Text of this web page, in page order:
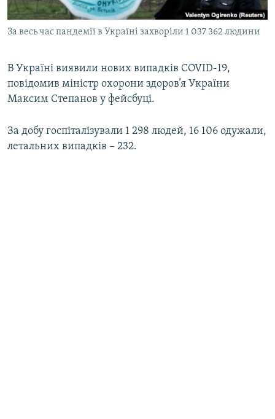
ПОДКАСТИ
РУС
УКР
ДОЛУЧАЙСЯ!
За весь час пандемії в Україні захворіли 1 037 362 людини
В Україні виявили нових випадків COVID-19,
повідомив міністр охорони здоров’я України
Максим Степанов у фейсбуці.
За добу госпіталізували 1 298 людей, 16 106 одужали,
летальних випадків – 232.